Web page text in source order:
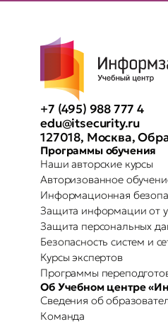
+7 (495) 988 777 4
edu@itsecurity.ru
127018, Москва,
Программы обучения
Наши авторские курсы
Авторизованное
Информационная
Защита информации от
Защита персональных
Безопасность систем и
Курсы экспертов
Программы
Об Учебном центре
Сведения об
Команда